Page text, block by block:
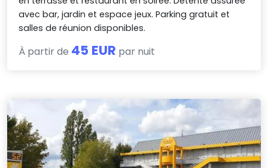
avec bar, jardin et espace jeux. Parking gratuit et
salles de réunion disponibles.
À partir de 45 EUR par nuit